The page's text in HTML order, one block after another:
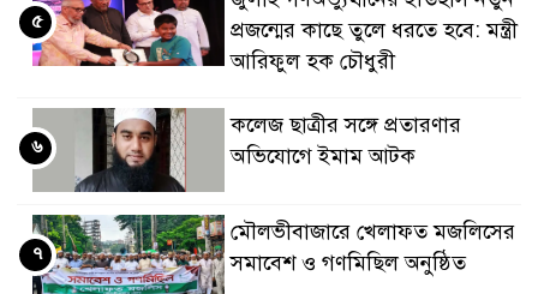
প্রজন্মের কাছে তুলে ধরতে হবে: মন্ত্রী
আরিফুল হক চৌধুরী
৫
কলেজ ছাত্রীর সঙ্গে প্রতারণার
অভিযোগে ইমাম আটক
৬
মৌলভীবাজারে খেলাফত মজলিসের
সমাবেশ ও গণমিছিল অনুষ্ঠিত
৭